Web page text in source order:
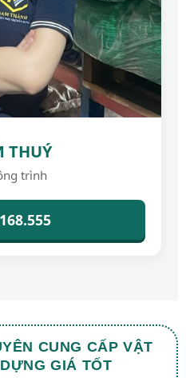
THUÝ
trình
CUNG CẤP VẬT
GIÁ TỐT